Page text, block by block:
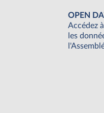
OPEN
Accédez
les